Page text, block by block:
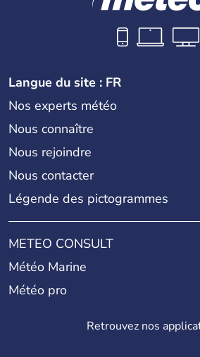
Langue du site : FR
Nos experts météo
Nous connaître
Nous rejoindre
Nous contacter
Légende des pictogrammes
METEO CONSULT
Météo Marine
Météo pro
Retrouvez nos